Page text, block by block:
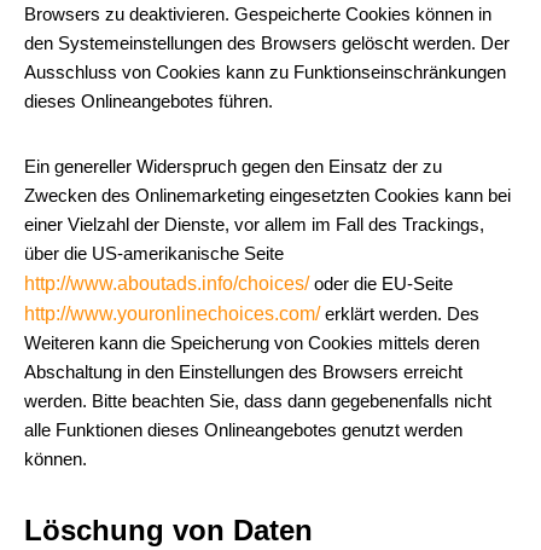
Browsers zu deaktivieren. Gespeicherte Cookies können in
den Systemeinstellungen des Browsers gelöscht werden. Der
Ausschluss von Cookies kann zu Funktionseinschränkungen
dieses Onlineangebotes führen.
Ein genereller Widerspruch gegen den Einsatz der zu
Zwecken des Onlinemarketing eingesetzten Cookies kann bei
einer Vielzahl der Dienste, vor allem im Fall des Trackings,
über die US-amerikanische Seite
http://www.aboutads.info/choices/oder die EU-Seite
http://www.youronlinechoices.com/erklärt werden. Des
Weiteren kann die Speicherung von Cookies mittels deren
Abschaltung in den Einstellungen des Browsers erreicht
werden. Bitte beachten Sie, dass dann gegebenenfalls nicht
alle Funktionen dieses Onlineangebotes genutzt werden
können.
Löschung von Daten